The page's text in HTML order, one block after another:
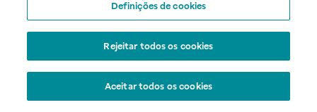
Definições de cookies
Rejeitar todos os cookies
Aceitar todos os cookies